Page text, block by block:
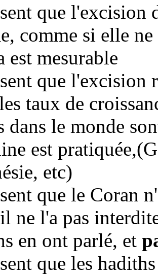
que l'excision
comme si elle
est mesurable
que l'excision
taux de
dans le monde
est
etc)
que le Coran
ne l'a pas
en ont parlé, et
que les